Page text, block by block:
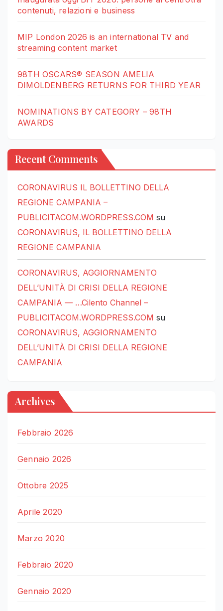
contenuti, relazioni e business
MIP London 2026 is an international TV and
streaming content market
98TH OSCARS® SEASON AMELIA
DIMOLDENBERG RETURNS FOR THIRD YEAR
NOMINATIONS BY CATEGORY – 98TH
AWARDS
Recent Comments
CORONAVIRUS IL BOLLETTINO DELLA
REGIONE CAMPANIA –
PUBLICITACOM.WORDPRESS.COM su
CORONAVIRUS, IL BOLLETTINO DELLA
REGIONE CAMPANIA
CORONAVIRUS, AGGIORNAMENTO
DELL’UNITÀ DI CRISI DELLA REGIONE
CAMPANIA — …Cilento Channel –
PUBLICITACOM.WORDPRESS.COM su
CORONAVIRUS, AGGIORNAMENTO
DELL’UNITÀ DI CRISI DELLA REGIONE
CAMPANIA
Archives
Febbraio 2026
Gennaio 2026
Ottobre 2025
Aprile 2020
Marzo 2020
Febbraio 2020
Gennaio 2020